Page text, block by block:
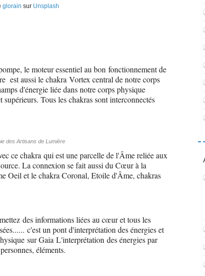
glorain sur Unsplash
le moteur essentiel au bon fonctionnement de
est aussi le chakra Vortex central de notre corps
d'énergie liée dans notre corps physique
Tous les chakras sont interconnectés
des Artisans de Lumière
ce chakra qui est une parcelle de l'Âme reliée aux
La connexion se fait aussi du Cœur à la
Oeil et le chakra Coronal, Etoile d'Âme, chakras
des informations liées au cœur et tous les
c'est un pont d'interprétation des énergies et
sur Gaia L'interprétation des énergies par
éléments.